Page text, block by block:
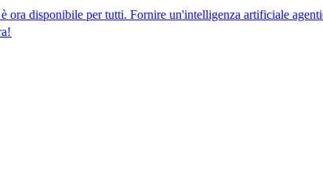
per tutti. Fornire un'intelligenza artificiale agentica per la